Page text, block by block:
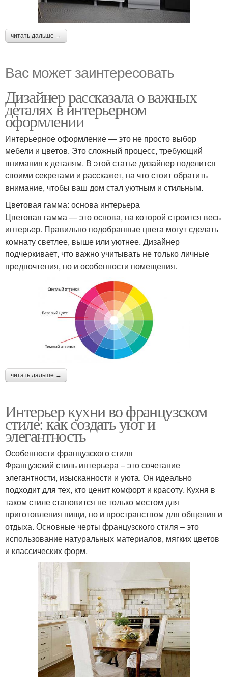
читать дальше →
Вас может заинтересовать
Дизайнер рассказала о важных
деталях в интерьерном
оформлении
Интерьерное оформление — это не просто выбор
мебели и цветов. Это сложный процесс, требующий
внимания к деталям. В этой статье дизайнер поделится
своими секретами и расскажет, на что стоит обратить
внимание, чтобы ваш дом стал уютным и стильным.
Цветовая гамма: основа интерьера
Цветовая гамма — это основа, на которой строится весь
интерьер. Правильно подобранные цвета могут сделать
комнату светлее, выше или уютнее. Дизайнер
подчеркивает, что важно учитывать не только личные
предпочтения, но и особенности помещения.
читать дальше →
Интерьер кухни во французском
стиле: как создать уют и
элегантность
Особенности французского стиля
Французский стиль интерьера – это сочетание
элегантности, изысканности и уюта. Он идеально
подходит для тех, кто ценит комфорт и красоту. Кухня в
таком стиле становится не только местом для
приготовления пищи, но и пространством для общения и
отдыха. Основные черты французского стиля – это
использование натуральных материалов, мягких цветов
и классических форм.